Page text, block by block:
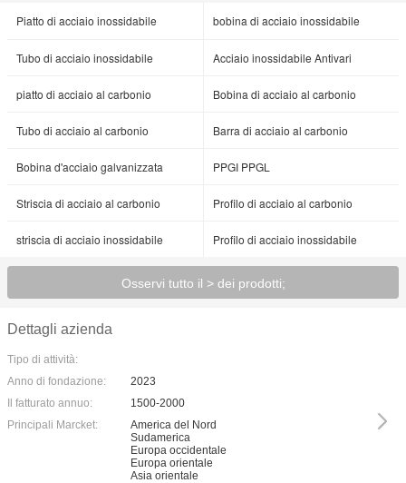
Piatto di acciaio inossidabile bobina di acciaio inossidabile
Tubo di acciaio inossidabile Acciaio inossidabile Antivari
piatto di acciaio al carbonio Bobina di acciaio al carbonio
Tubo di acciaio al carbonio Barra di acciaio al carbonio
Bobina d'acciaio galvanizzata PPGI PPGL
Striscia di acciaio al carbonio Profilo di acciaio al carbonio
striscia di acciaio inossidabile Profilo di acciaio inossidabile
Osservi tutto il > dei prodotti;
Dettagli azienda
Tipo di attività:
Anno di fondazione:
2023
Il fatturato annuo:
1500-2000
Principali Marcket:
America del Nord
Sudamerica
Europa occidentale
Europa orientale
Asia orientale